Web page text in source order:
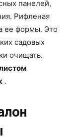
панелей,
Рифленая
ее формы. Это
садовых
очищать.
.